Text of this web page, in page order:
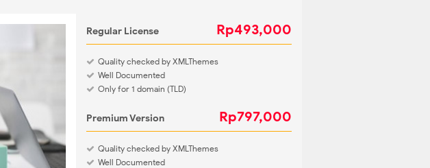
Regular License Rp493,000
Quality checked by XMLThemes
Well Documented
Only for 1 domain (TLD)
Premium Version Rp797,000
Quality checked by XMLThemes
Well Documented